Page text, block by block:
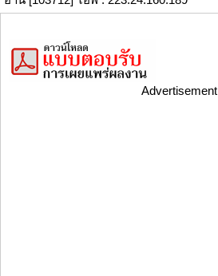
Advertisement